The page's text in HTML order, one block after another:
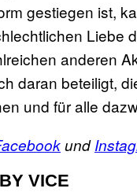
gestiegen ist,
Liebe
anderen
daran beteiligt,
und für alle
und
VICE